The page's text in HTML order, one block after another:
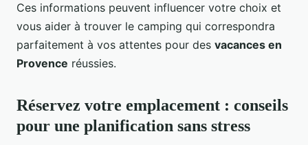
Ces informations peuvent influencer votre choix et
vous aider à trouver le camping qui correspondra
parfaitement à vos attentes pour des vacances en
Provence réussies.
Réservez votre emplacement : conseils
pour une planification sans stress